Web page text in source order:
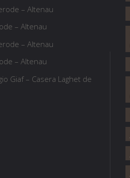
– Altenau
– Altenau
– Altenau
– Altenau
Giaf – Casera Laghet de